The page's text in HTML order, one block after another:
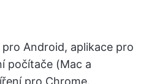
Android, aplikace pro
počítače (Mac a
pro Chrome.